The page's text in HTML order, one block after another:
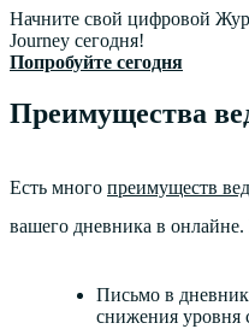
Начните свой цифровой
Journey сегодня!
Попробуйте сегодня
Преимущества
Есть много преимуществ
вашего дневника в
Письмо в
снижения уровня